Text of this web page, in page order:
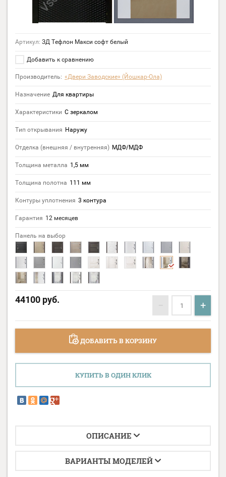
Артикул: ЗД Тефлон Макси софт белый
Добавить к сравнению
Производитель: «Двери Заводские» (Йошкар-Ола)
Назначение Для квартиры
Характеристики С зеркалом
Тип открывания Наружу
Отделка (внешняя / внутренняя) МДФ/МДФ
Толщина металла 1,5 мм
Толщина полотна 111 мм
Контуры уплотнения 3 контура
Гарантия 12 месяцев
Панель на выбор
44100 руб. − +
ДОБАВИТЬ В КОРЗИНУ
КУПИТЬ В ОДИН КЛИК
ОПИСАНИЕ
ВАРИАНТЫ МОДЕЛЕЙ